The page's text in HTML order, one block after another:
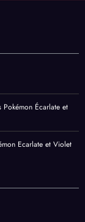
Écarlate et
Ecarlate et Violet